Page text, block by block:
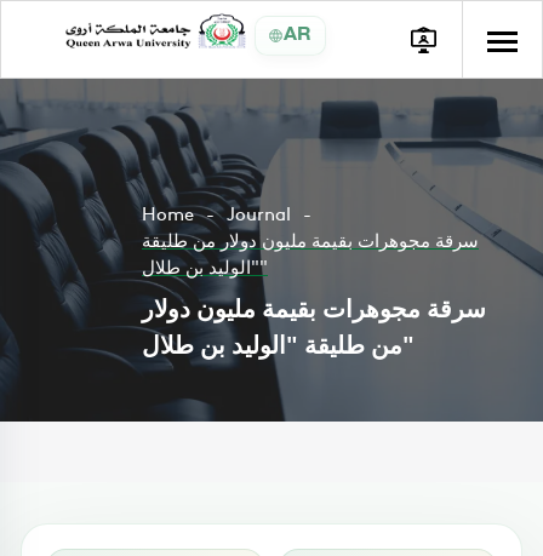
AR
Home
Journal
سرقة مجوهرات بقيمة مليون دولار من طليقة
"الوليد بن طلال"
سرقة مجوهرات بقيمة مليون دولار
من طليقة "الوليد بن طلال"